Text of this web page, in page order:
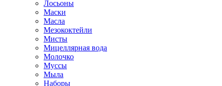
Лосьоны
Маски
Масла
Мезококтейли
Мисты
Мицеллярная вода
Молочко
Муссы
Мыла
Наборы